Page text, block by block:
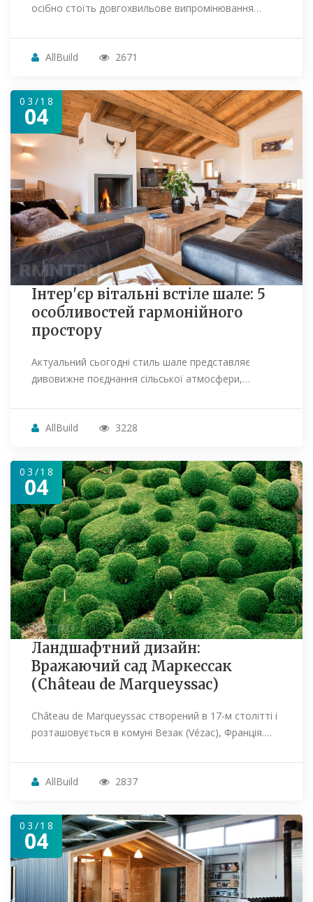
осібно стоїть довгохвильове випромінювання…
AllBuild 2671
03/18
04
Інтер'єр вітальні встіле шале: 5
особливостей гармонійного
простору
Актуальний сьогодні стиль шале представляє
дивовижне поєднання сільської атмосфери,…
AllBuild 3228
03/18
04
Ландшафтний дизайн:
Вражаючий сад Маркессак
(Château de Marqueyssac)
Château de Marqueyssac створений в 17-м столітті і
розташовується в комуні Везак (Vézac), Франція.…
AllBuild 2837
03/18
04